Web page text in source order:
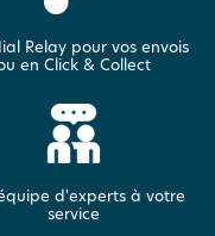
Relay pour vos envois
en Click & Collect
d'experts à votre
service